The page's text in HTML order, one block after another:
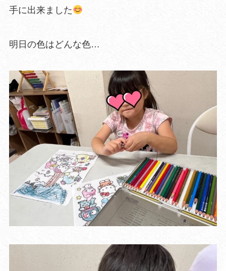
手に出来ました
明日の色はどんな色…